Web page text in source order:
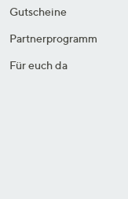
Gutscheine
Partnerprogramm
Für euch da